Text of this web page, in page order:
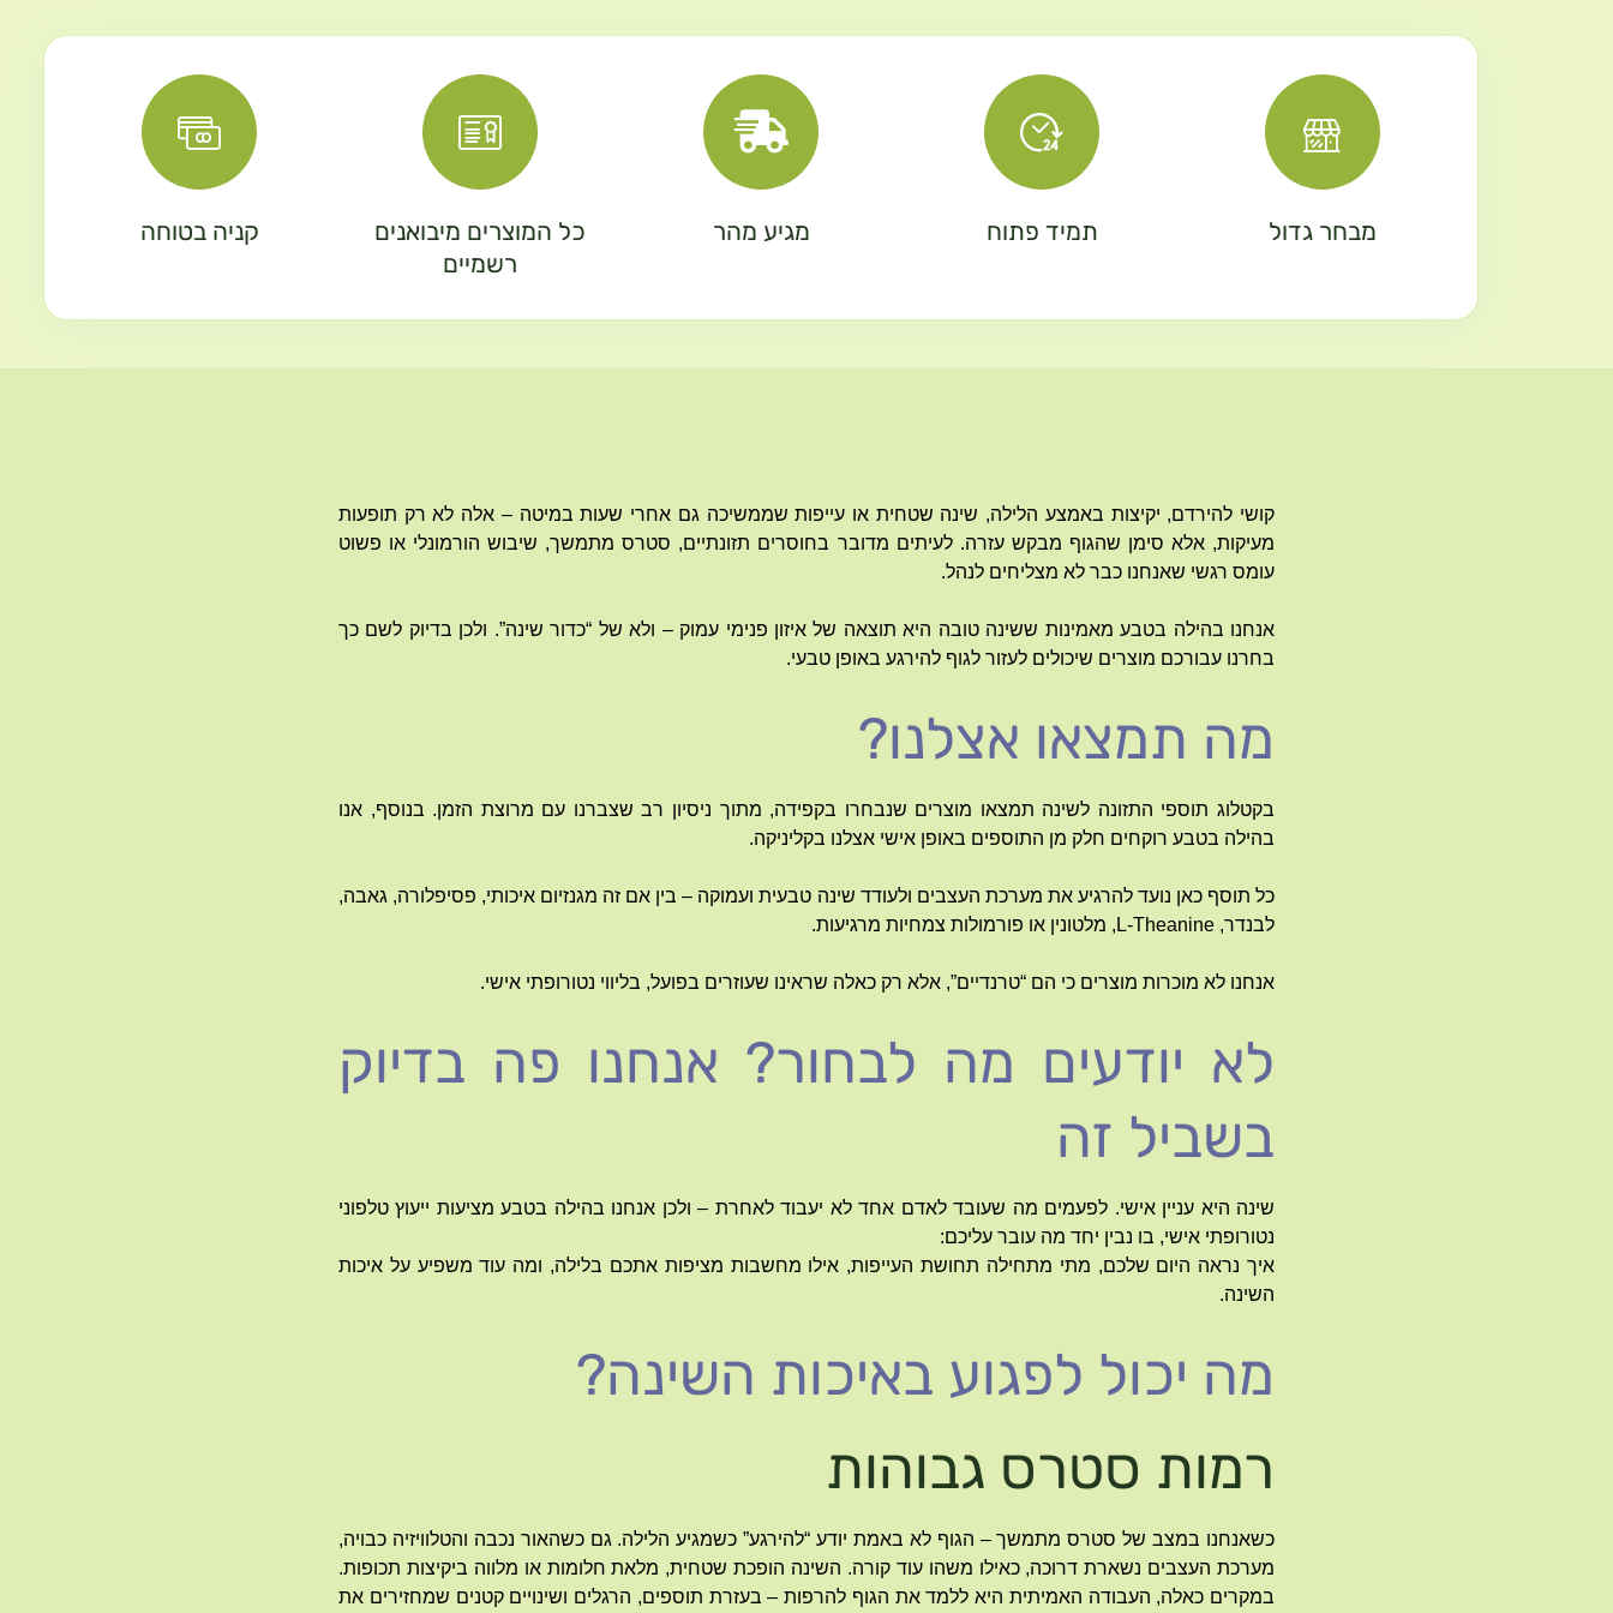
מבחר גדול תמיד פתוח מגיע מהר
כל המוצרים מיבואנים
רשמיים
קניה בטוחה
קושי להירדם, יקיצות באמצע הלילה, שינה שטחית או עייפות שממשיכה גם אחרי שעות במיטה – אלה לא רק תופעות
מעיקות, אלא סימן שהגוף מבקש עזרה. לעיתים מדובר בחוסרים תזונתיים, סטרס מתמשך, שיבוש הורמונלי או פשוט
עומס רגשי שאנחנו כבר לא מצליחים לנהל.
אנחנו בהילה בטבע מאמינות ששינה טובה היא תוצאה של איזון פנימי עמוק – ולא של “כדור שינה”. ולכן בדיוק לשם כך
בחרנו עבורכם מוצרים שיכולים לעזור לגוף להירגע באופן טבעי.
מה תמצאו אצלנו?
בקטלוג תוספי התזונה לשינה תמצאו מוצרים שנבחרו בקפידה, מתוך ניסיון רב שצברנו עם מרוצת הזמן. בנוסף, אנו
בהילה בטבע רוקחים חלק מן התוספים באופן אישי אצלנו בקליניקה.
כל תוסף כאן נועד להרגיע את מערכת העצבים ולעודד שינה טבעית ועמוקה – בין אם זה מגנזיום איכותי, פסיפלורה, גאבה,
לבנדר, L-Theanine, מלטונין או פורמולות צמחיות מרגיעות.
אנחנו לא מוכרות מוצרים כי הם “טרנדיים”, אלא רק כאלה שראינו שעוזרים בפועל, בליווי נטורופתי אישי.
לא יודעים מה לבחור? אנחנו פה בדיוק
בשביל זה
שינה היא עניין אישי. לפעמים מה שעובד לאדם אחד לא יעבוד לאחרת – ולכן אנחנו בהילה בטבע מציעות ייעוץ טלפוני
נטורופתי אישי, בו נבין יחד מה עובר עליכם:
איך נראה היום שלכם, מתי מתחילה תחושת העייפות, אילו מחשבות מציפות אתכם בלילה, ומה עוד משפיע על איכות
השינה.
מה יכול לפגוע באיכות השינה?
רמות סטרס גבוהות
כשאנחנו במצב של סטרס מתמשך – הגוף לא באמת יודע “להירגע” כשמגיע הלילה. גם כשהאור נכבה והטלוויזיה כבויה,
מערכת העצבים נשארת דרוכה, כאילו משהו עוד קורה. השינה הופכת שטחית, מלאת חלומות או מלווה ביקיצות תכופות.
במקרים כאלה, העבודה האמיתית היא ללמד את הגוף להרפות – בעזרת תוספים, הרגלים ושינויים קטנים שמחזירים את